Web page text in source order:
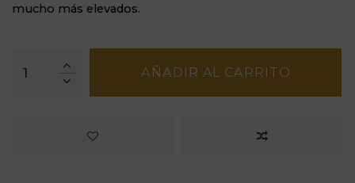
mucho más elevados.
AÑADIR AL CARRITO